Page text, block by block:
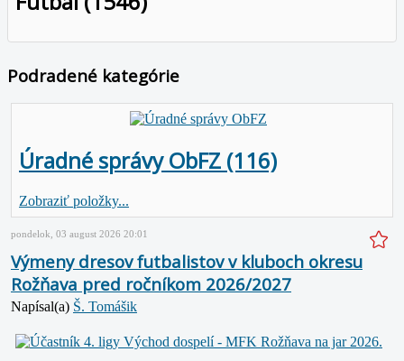
Podradené kategórie
Úradné správy ObFZ (116)
Zobraziť položky...
pondelok, 03 august 2026 20:01
Výmeny dresov futbalistov v kluboch okresu
Rožňava pred ročníkom 2026/2027
Napísal(a) Š. Tomášik